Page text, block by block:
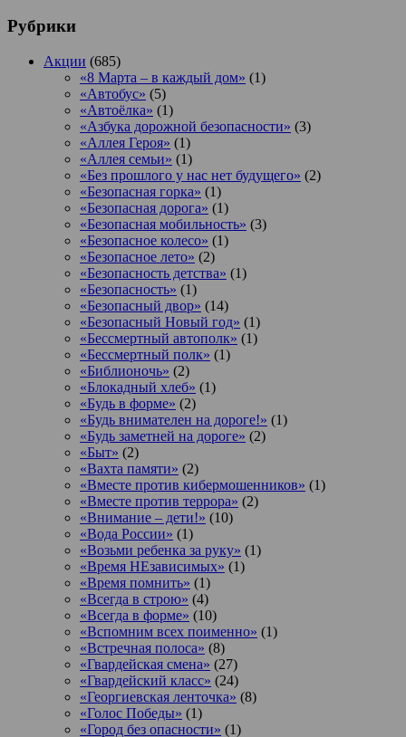
Рубрики
Акции (685)
«8 Марта – в каждый дом» (1)
«Автобус» (5)
«Автоёлка» (1)
«Азбука дорожной безопасности» (3)
«Аллея Героя» (1)
«Аллея семьи» (1)
«Без прошлого у нас нет будущего» (2)
«Безопасная горка» (1)
«Безопасная дорога» (1)
«Безопасная мобильность» (3)
«Безопасное колесо» (1)
«Безопасное лето» (2)
«Безопасность детства» (1)
«Безопасность» (1)
«Безопасный двор» (14)
«Безопасный Новый год» (1)
«Бессмертный автополк» (1)
«Бессмертный полк» (1)
«Библионочь» (2)
«Блокадный хлеб» (1)
«Будь в форме» (2)
«Будь внимателен на дороге!» (1)
«Будь заметней на дороге» (2)
«Быт» (2)
«Вахта памяти» (2)
«Вместе против кибермошенников» (1)
«Вместе против террора» (2)
«Внимание – дети!» (10)
«Вода России» (1)
«Возьми ребенка за руку» (1)
«Время НЕзависимых» (1)
«Время помнить» (1)
«Всегда в строю» (4)
«Всегда в форме» (10)
«Вспомним всех поименно» (1)
«Встречная полоса» (8)
«Гвардейская смена» (27)
«Гвардейский класс» (24)
«Георгиевская ленточка» (8)
«Голос Победы» (1)
«Город без опасности» (1)